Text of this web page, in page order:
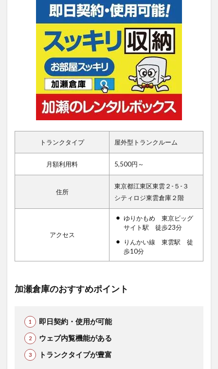
トランクタイプ 屋外型トランクルーム
月額利用料 5,500円～
住所
東京都江東区東雲２-５-３
シティロジ東雲倉庫２階
アクセス
ゆりかもめ 東京ビッグ
サイト駅 徒歩23分
りんかい線 東雲駅 徒
歩10分
加瀬倉庫のおすすめポイント
即日契約・使用が可能
ウェブ内覧機能がある
トランクタイプが豊富